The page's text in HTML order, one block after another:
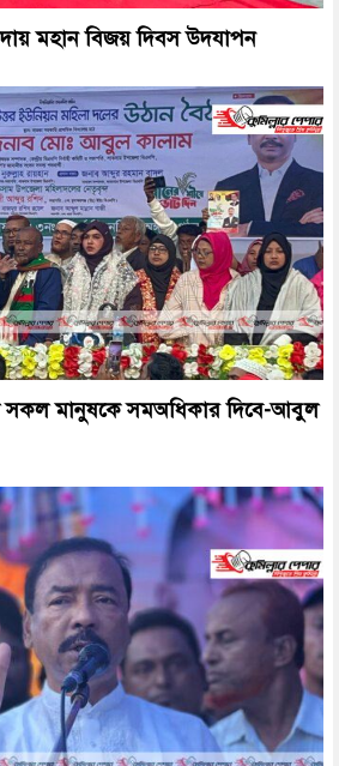
মহান বিজয় দিবস উদযাপন
সকল মানুষকে সমঅধিকার দিবে-আবুল